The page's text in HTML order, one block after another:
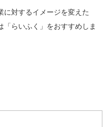
に対するイメージを変えた
「らいふく」をおすすめしま